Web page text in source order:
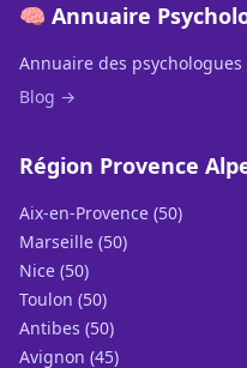
🧠 Annuaire
Annuaire des psychologues
Blog →
Région Provence
Aix-en-Provence (50)
Marseille (50)
Nice (50)
Toulon (50)
Antibes (50)
Avignon (45)